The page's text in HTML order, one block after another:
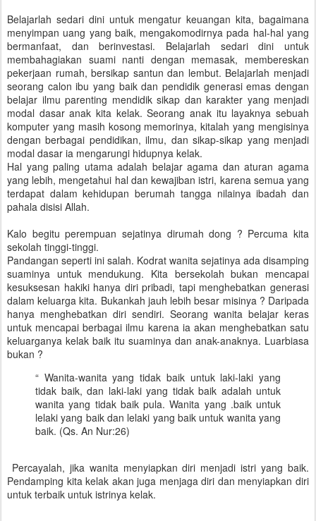
Belajarlah sedari dini untuk mengatur keuangan kita, bagaimana
menyimpan uang yang baik, mengakomodirnya pada hal-hal yang
bermanfaat, dan berinvestasi. Belajarlah sedari dini untuk
membahagiakan suami nanti dengan memasak, membereskan
pekerjaan rumah, bersikap santun dan lembut. Belajarlah menjadi
seorang calon ibu yang baik dan pendidik generasi emas dengan
belajar ilmu parenting mendidik sikap dan karakter yang menjadi
modal dasar anak kita kelak. Seorang anak itu layaknya sebuah
komputer yang masih kosong memorinya, kitalah yang mengisinya
dengan berbagai pendidikan, ilmu, dan sikap-sikap yang menjadi
modal dasar ia mengarungi hidupnya kelak.
Hal yang paling utama adalah belajar agama dan aturan agama
yang lebih, mengetahui hal dan kewajiban istri, karena semua yang
terdapat dalam kehidupan berumah tangga nilainya ibadah dan
pahala disisi Allah.
Kalo begitu perempuan sejatinya dirumah dong ? Percuma kita
sekolah tinggi-tinggi.
Pandangan seperti ini salah. Kodrat wanita sejatinya ada disamping
suaminya untuk mendukung. Kita bersekolah bukan mencapai
kesuksesan hakiki hanya diri pribadi, tapi menghebatkan generasi
dalam keluarga kita. Bukankah jauh lebih besar misinya ? Daripada
hanya menghebatkan diri sendiri. Seorang wanita belajar keras
untuk mencapai berbagai ilmu karena ia akan menghebatkan satu
keluarganya kelak baik itu suaminya dan anak-anaknya. Luarbiasa
bukan ?
“ Wanita-wanita yang tidak baik untuk laki-laki yang
tidak baik, dan laki-laki yang tidak baik adalah untuk
wanita yang tidak baik pula. Wanita yang .baik untuk
lelaki yang baik dan lelaki yang baik untuk wanita yang
baik. (Qs. An Nur:26)
Percayalah, jika wanita menyiapkan diri menjadi istri yang baik.
Pendamping kita kelak akan juga menjaga diri dan menyiapkan diri
untuk terbaik untuk istrinya kelak.